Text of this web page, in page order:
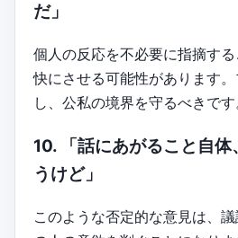
だ」
個人の反応を不必要に指摘す
快にさせる可能性があります
し、公私の境界を守るべきです
10. 「話にあがること自
うけど」
このような否定的な意見は、